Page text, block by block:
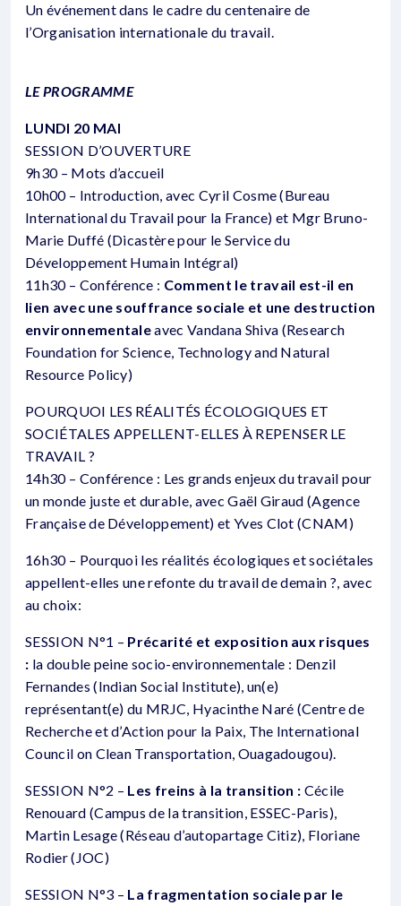
Un événement dans le cadre du centenaire de
l’Organisation internationale du travail.
LE PROGRAMME
LUNDI 20 MAI
SESSION D’OUVERTURE
9h30 – Mots d’accueil
10h00 – Introduction, avec Cyril Cosme (Bureau
International du Travail pour la France) et Mgr Bruno-
Marie Duffé (Dicastère pour le Service du
Développement Humain Intégral)
11h30 – Conférence : Comment le travail est-il en
lien avec une souffrance sociale et une destruction
environnementaleavec Vandana Shiva (Research
Foundation for Science, Technology and Natural
Resource Policy)
POURQUOI LES RÉALITÉS ÉCOLOGIQUES ET
SOCIÉTALES APPELLENT-ELLES À REPENSER LE
TRAVAIL ?
14h30 – Conférence : Les grands enjeux du travail pour
un monde juste et durable, avec Gaël Giraud (Agence
Française de Développement) et Yves Clot (CNAM)
16h30 – Pourquoi les réalités écologiques et sociétales
appellent-elles une refonte du travail de demain ?, avec
au choix:
SESSION N°1 – Précarité et exposition aux risques
: la double peine socio-environnementale : Denzil
Fernandes (Indian Social Institute), un(e)
représentant(e) du MRJC, Hyacinthe Naré (Centre de
Recherche et d’Action pour la Paix, The International
Council on Clean Transportation, Ouagadougou).
SESSION N°2 – Les freins à la transition : Cécile
Renouard (Campus de la transition, ESSEC-Paris),
Martin Lesage (Réseau d’autopartage Citiz), Floriane
Rodier (JOC)
SESSION N°3 – La fragmentation sociale par le